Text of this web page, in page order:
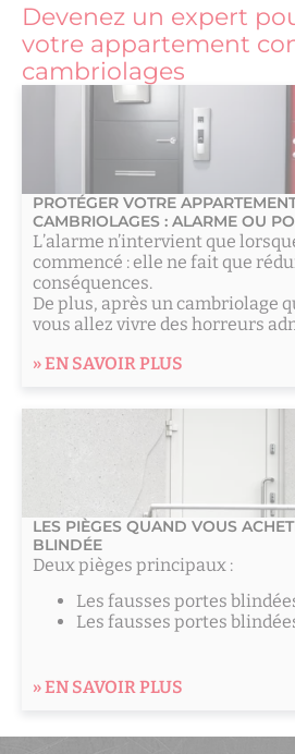
Devenez un expert
votre appartement
cambriolages
PROTÉGER VOTRE
CAMBRIOLAGES : ALARME OU
L’alarme n’intervient que
commencé : elle ne fait que
conséquences.
De plus, après un cambriolage
vous allez vivre des horreurs
» EN SAVOIR PLUS
LES PIÈGES QUAND VOUS
BLINDÉE
Deux pièges principaux :
Les fausses portes
Les fausses portes
» EN SAVOIR PLUS